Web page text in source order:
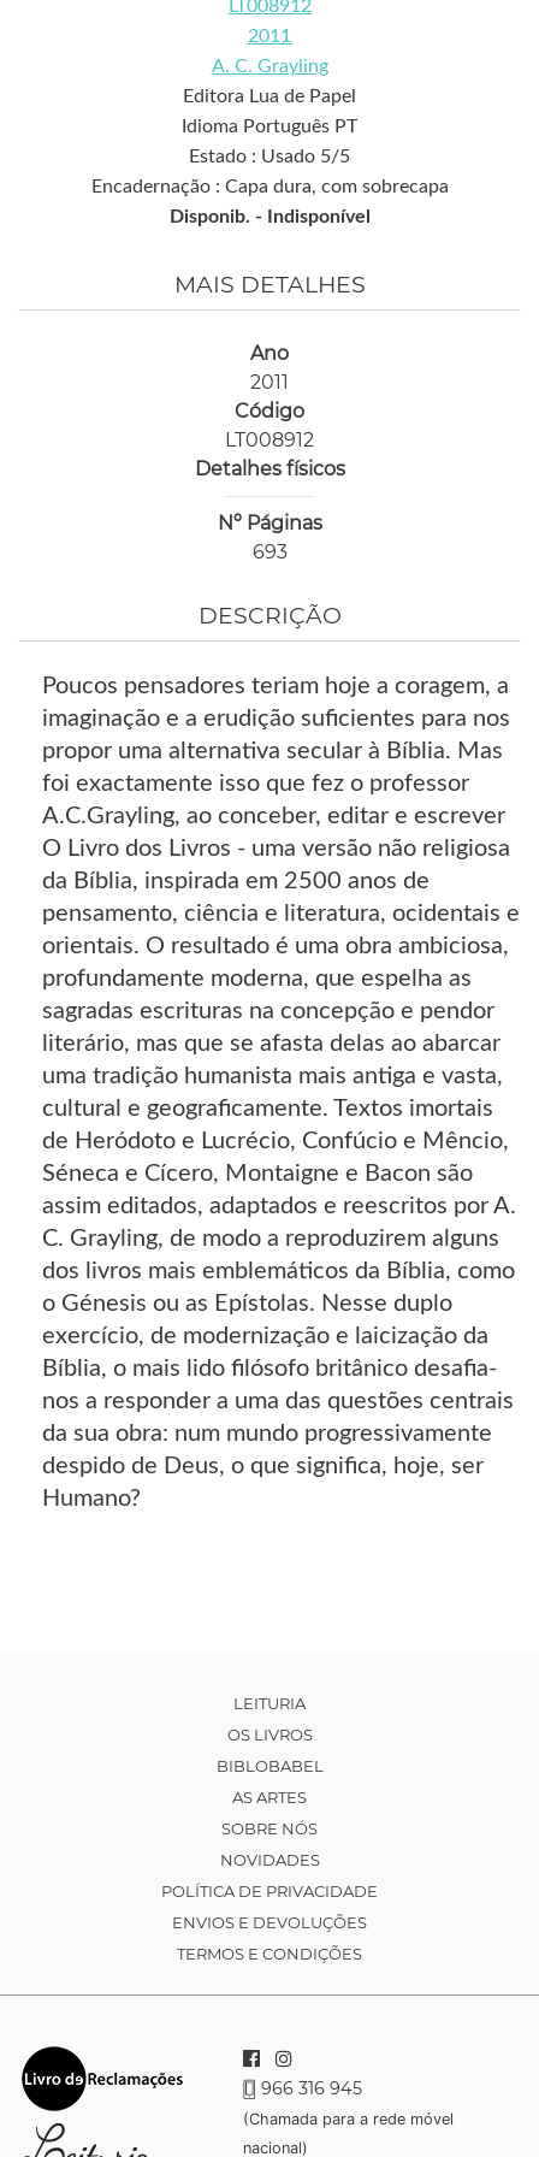
LT008912
2011
A. C. Grayling
Editora Lua de Papel
Idioma Português PT
Estado : Usado 5/5
Encadernação : Capa dura, com sobrecapa
Disponib. -
Indisponível
MAIS DETALHES
Ano
2011
Código
LT008912
Detalhes físicos
Nº Páginas
693
DESCRIÇÃO
Poucos pensadores teriam hoje a coragem, a
imaginação e a erudição suficientes para nos
propor uma alternativa secular à Bíblia. Mas
foi exactamente isso que fez o professor
A.C.Grayling, ao conceber, editar e escrever
O Livro dos Livros - uma versão não religiosa
da Bíblia, inspirada em 2500 anos de
pensamento, ciência e literatura, ocidentais e
orientais. O resultado é uma obra ambiciosa,
profundamente moderna, que espelha as
sagradas escrituras na concepção e pendor
literário, mas que se afasta delas ao abarcar
uma tradição humanista mais antiga e vasta,
cultural e geograficamente. Textos imortais
de Heródoto e Lucrécio, Confúcio e Mêncio,
Séneca e Cícero, Montaigne e Bacon são
assim editados, adaptados e reescritos por A.
C. Grayling, de modo a reproduzirem alguns
dos livros mais emblemáticos da Bíblia, como
o Génesis ou as Epístolas. Nesse duplo
exercício, de modernização e laicização da
Bíblia, o mais lido filósofo britânico desafia-
nos a responder a uma das questões centrais
da sua obra: num mundo progressivamente
despido de Deus, o que significa, hoje, ser
Humano?
LEITURIA
OS LIVROS
BIBLOBABEL
AS ARTES
SOBRE NÓS
NOVIDADES
POLÍTICA DE PRIVACIDADE
ENVIOS E DEVOLUÇÕES
TERMOS E CONDIÇÕES
966 316 945
(Chamada para a rede móvel
nacional)